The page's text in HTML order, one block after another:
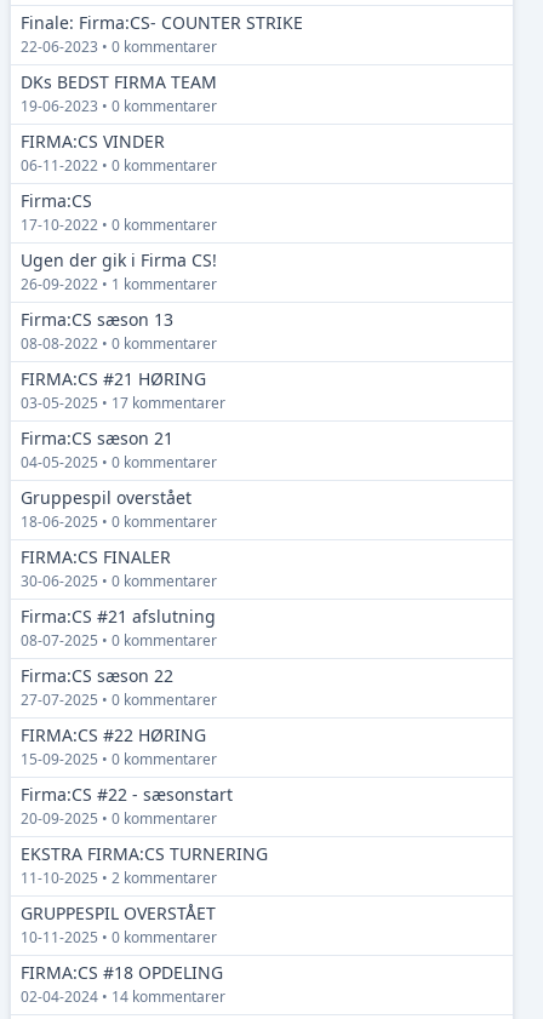
Finale: Firma:CS- COUNTER STRIKE
22-06-2023 • 0 kommentarer
DKs BEDST FIRMA TEAM
19-06-2023 • 0 kommentarer
FIRMA:CS VINDER
06-11-2022 • 0 kommentarer
Firma:CS
17-10-2022 • 0 kommentarer
Ugen der gik i Firma CS!
26-09-2022 • 1 kommentarer
Firma:CS sæson 13
08-08-2022 • 0 kommentarer
FIRMA:CS #21 HØRING
03-05-2025 • 17 kommentarer
Firma:CS sæson 21
04-05-2025 • 0 kommentarer
Gruppespil overstået
18-06-2025 • 0 kommentarer
FIRMA:CS FINALER
30-06-2025 • 0 kommentarer
Firma:CS #21 afslutning
08-07-2025 • 0 kommentarer
Firma:CS sæson 22
27-07-2025 • 0 kommentarer
FIRMA:CS #22 HØRING
15-09-2025 • 0 kommentarer
Firma:CS #22 - sæsonstart
20-09-2025 • 0 kommentarer
EKSTRA FIRMA:CS TURNERING
11-10-2025 • 2 kommentarer
GRUPPESPIL OVERSTÅET
10-11-2025 • 0 kommentarer
FIRMA:CS #18 OPDELING
02-04-2024 • 14 kommentarer